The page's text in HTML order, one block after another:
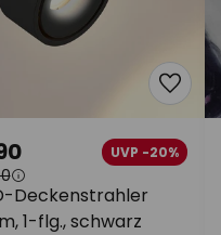
Deckenstrahler
1-flg., schwarz
UVP -20%